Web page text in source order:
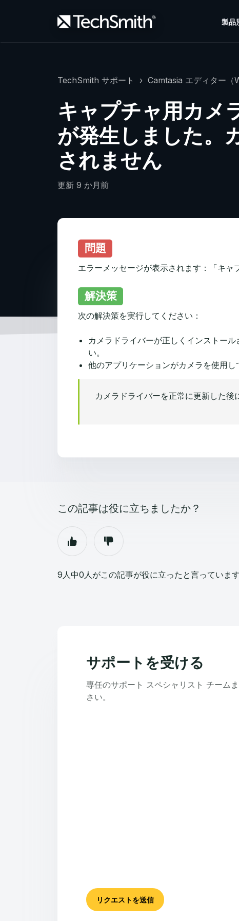
製品
TechSmith サポート Camtasia エディター（
キャプチャ用カメ
が発生しました。
されません
更新 9 か月前
問題
エラーメッセージが表示されます：「キャ
解決策
次の解決策を実行してください：
カメラドライバーが正しくインストー
い。
他のアプリケーションがカメラを使用し
カメラドライバーを正常に更新した後
この記事は役に立ちましたか？
9人中0人がこの記事が役に立ったと言っています
サポートを受ける
専任のサポート スペシャリスト チーム
さい。
リクエストを送信